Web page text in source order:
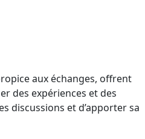
aux échanges, offrent
des expériences et des
discussions et d’apporter sa